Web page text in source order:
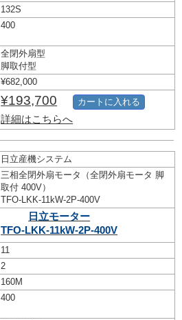
132S
400
全閉外扇型
脚取付型
¥682,000
¥193,700
詳細はこちらへ
カートに入れる
日立産機システム
三相全閉外扇モータ（全閉外扇モータ 脚
取付 400V）
TFO-LKK-11kW-2P-400V
日立モーター
TFO-LKK-11kW-2P-400V
11
2
160M
400